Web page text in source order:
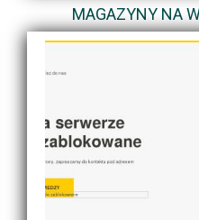
MAGAZYNY NA